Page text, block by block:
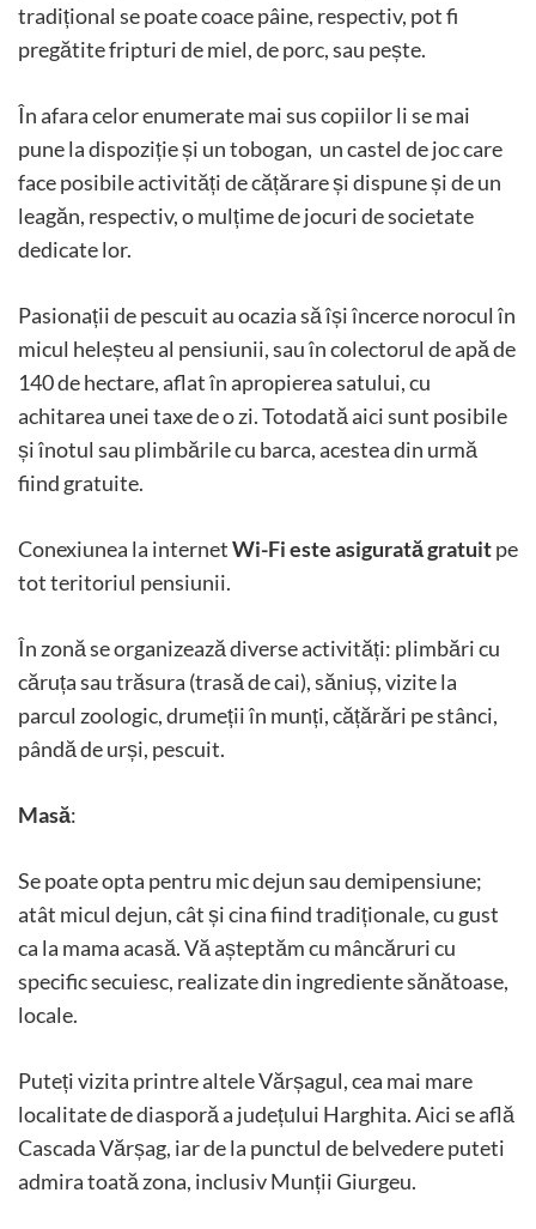
tradițional se poate coace pâine, respectiv, pot fi
pregătite fripturi de miel, de porc, sau pește.
În afara celor enumerate mai sus copiilor li se mai
pune la dispoziție și un tobogan, un castel de joc care
face posibile activități de cățărare și dispune și de un
leagăn, respectiv, o mulțime de jocuri de societate
dedicate lor.
Pasionații de pescuit au ocazia să își încerce norocul în
micul heleșteu al pensiunii, sau în colectorul de apă de
140 de hectare, aflat în apropierea satului, cu
achitarea unei taxe de o zi. Totodată aici sunt posibile
și înotul sau plimbările cu barca, acestea din urmă
fiind gratuite.
Conexiunea la internetWi-Fi este asigurată gratuitpe
tot teritoriul pensiunii.
În zonă se organizează diverse activități: plimbări cu
căruța sau trăsura (trasă de cai), săniuș, vizite la
parcul zoologic, drumeții în munți, cățărări pe stânci,
pândă de urși, pescuit.
Masă:
Se poate opta pentru mic dejun sau demipensiune;
atât micul dejun, cât și cina fiind tradiționale, cu gust
ca la mama acasă. Vă așteptăm cu mâncăruri cu
specific secuiesc, realizate din ingrediente sănătoase,
locale.
Puteți vizita printre altele Vărșagul, cea mai mare
localitate de diasporă a județului Harghita. Aici se află
Cascada Vărșag, iar de la punctul de belvedere puteti
admira toată zona, inclusiv Munții Giurgeu.